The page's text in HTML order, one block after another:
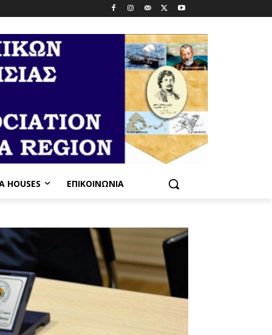
HOUSES ΕΠΙΚΟΙΝΩΝΊΑ